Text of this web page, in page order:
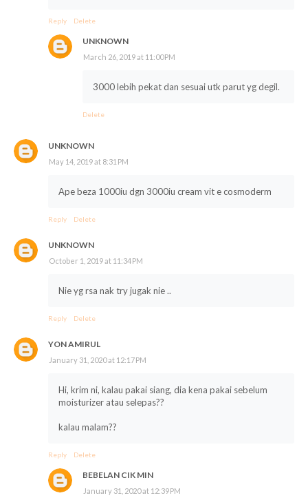
Reply Delete
UNKNOWN
March 26, 2019 at 11:00 PM
3000 lebih pekat dan sesuai utk parut yg degil.
Delete
UNKNOWN
May 14, 2019 at 8:31 PM
Ape beza 1000iu dgn 3000iu cream vit e cosmoderm
Reply Delete
UNKNOWN
October 1, 2019 at 11:34 PM
Nie yg rsa nak try jugak nie ..
Reply Delete
YON AMIRUL
January 31, 2020 at 12:17 PM
Hi, krim ni, kalau pakai siang, dia kena pakai sebelum
moisturizer atau selepas??
kalau malam??
Reply Delete
BEBELAN CIK MIN
January 31, 2020 at 12:39 PM